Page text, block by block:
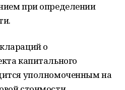
при определении
о
капитального
уполномоченным на